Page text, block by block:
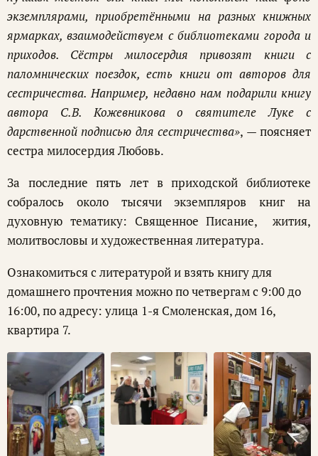
экземплярами, приобретёнными на разных книжных
ярмарках, взаимодействуем с библиотеками города и
приходов. Сёстры милосердия привозят книги с
паломнических поездок, есть книги от авторов для
сестричества. Например, недавно нам подарили книгу
автора С.В. Кожевникова о святителе Луке с
дарственной подписью для сестричества», — поясняет
сестра милосердия Любовь.
За последние пять лет в приходской библиотеке
собралось около тысячи экземпляров книг на
духовную тематику: Священное Писание, жития,
молитвословы и художественная литература.
Ознакомиться с литературой и взять книгу для
домашнего прочтения можно по четвергам с 9:00 до
16:00, по адресу: улица 1-я Смоленская, дом 16,
квартира 7.